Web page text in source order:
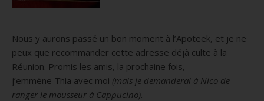
Nous y aurons passé un bon moment à l’Apoteek, et je ne
peux que recommander cette adresse déjà culte à la
Réunion. Promis les amis, la prochaine fois,
j’emmène Thia avec moi (mais je demanderai à Nico de
ranger le mousseur à Cappucino).